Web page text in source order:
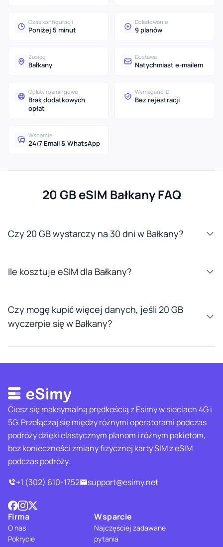
Czas konfiguracji
Poniżej 5 minut
Doładowanie
9 planów
Zasięg
Bałkany
Dostawa
Natychmiast e-mailem
Opłaty roamingowe
Brak dodatkowych
opłat
Wymagane ID
Bez rejestracji
Wsparcie
24/7 Email & WhatsApp
20 GB eSIM Bałkany FAQ
Czy 20 GB wystarczy na 30 dni w Bałkany?
Ile kosztuje eSIM dla Bałkany?
Czy mogę kupić więcej danych, jeśli 20 GB
wyczerpie się w Bałkany?
Ciesz się maksymalną prędkością z Esimy w sieciach 4G i
5G. Przełączaj się między różnymi operatorami podczas
podróży dzięki elastycznym planom i różnym pakietom,
bez konieczności zmiany fizycznej karty SIM z eSIM
podczas podróży.
+1 (302) 610-1752
support@esimy.net
Firma
O nas
Pokrycie
Wsparcie
Najczęściej zadawane
pytania